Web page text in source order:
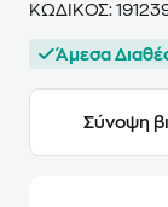
ΚΩΔΙΚΟΣ:
Άμεσα
Σύνοψη